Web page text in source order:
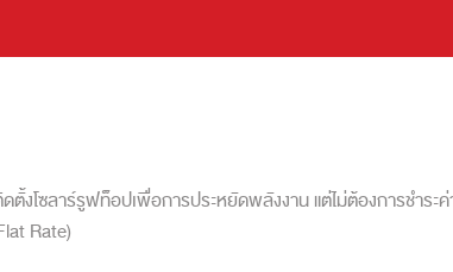
งโซลาร์รูฟท็อปเพื่อการประหยัดพลังงาน แต่ไม่ต้องการชำระ
Rate)